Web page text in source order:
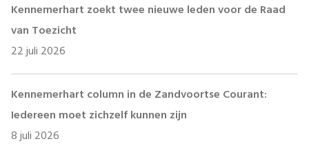
Kennemerhart zoekt twee nieuwe leden voor de Raad
van Toezicht
22 juli 2026
Kennemerhart column in de Zandvoortse Courant:
Iedereen moet zichzelf kunnen zijn
8 juli 2026